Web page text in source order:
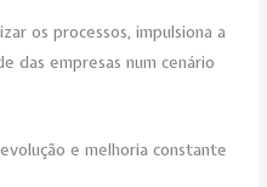
os processos, impulsiona a
das empresas num cenário
e melhoria constante